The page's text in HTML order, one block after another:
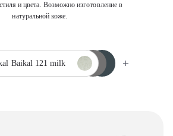
и цвета. Возможно изготовление в
натуральной коже.
Baikal 121 milk